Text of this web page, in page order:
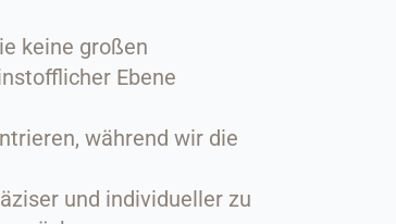
keine großen
Ebene
während wir die
und individueller zu